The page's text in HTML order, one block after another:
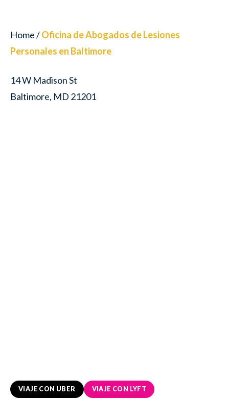
Home/Oficina de Abogados de Lesiones
Personales en Baltimore
14 W Madison St
Baltimore, MD 21201
VIAJE CON UBER VIAJE CON LYFT